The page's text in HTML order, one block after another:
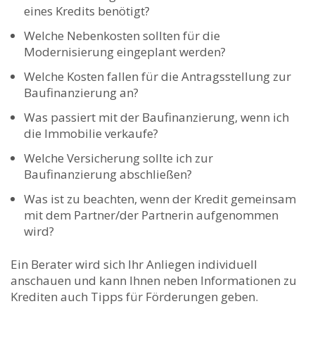
eines Kredits benötigt?
Welche Nebenkosten sollten für die
Modernisierung eingeplant werden?
Welche Kosten fallen für die Antragsstellung zur
Baufinanzierung an?
Was passiert mit der Baufinanzierung, wenn ich
die Immobilie verkaufe?
Welche Versicherung sollte ich zur
Baufinanzierung abschließen?
Was ist zu beachten, wenn der Kredit gemeinsam
mit dem Partner/der Partnerin aufgenommen
wird?
Ein Berater wird sich Ihr Anliegen individuell
anschauen und kann Ihnen neben Informationen zu
Krediten auch Tipps für Förderungen geben.